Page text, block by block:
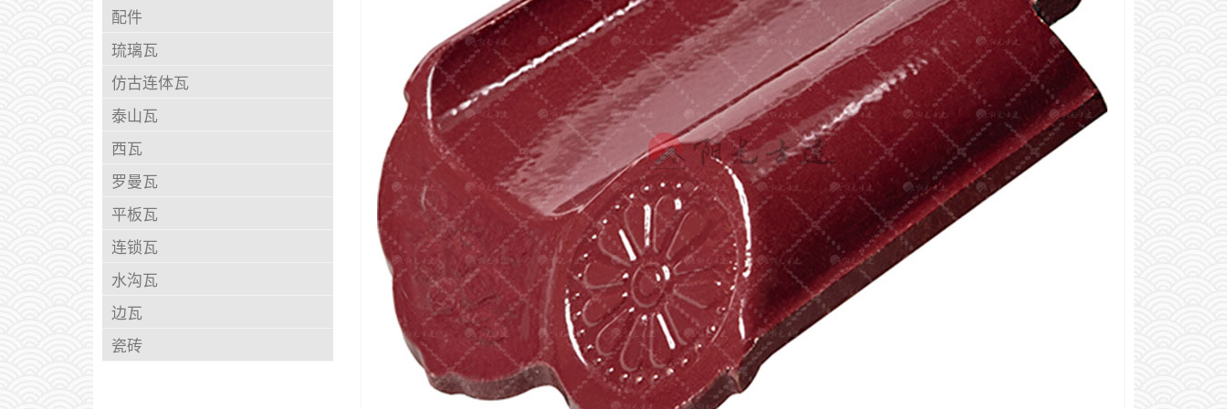
配件
琉璃瓦
仿古连体瓦
泰山瓦
西瓦
罗曼瓦
平板瓦
连锁瓦
水沟瓦
边瓦
瓷砖